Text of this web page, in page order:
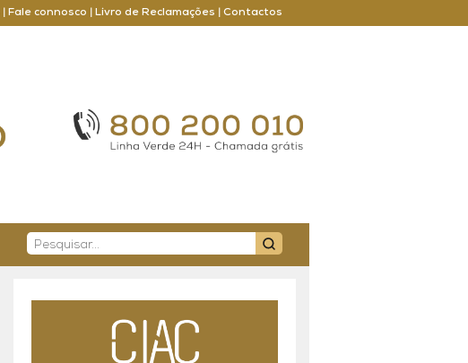
Fale connosco Livro de Reclamações Contactos